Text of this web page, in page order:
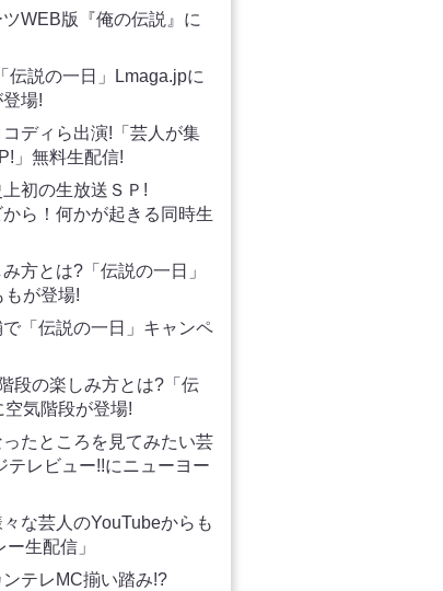
WEB版『俺の伝説』に
伝説の一日」Lmaga.jpに
場!
ディら出演!「芸人が集
」無料生配信!
初の生放送ＳＰ!
ら！何かが起きる同時生
方とは?「伝説の一日」
もが登場!
「伝説の一日」キャンペ
段の楽しみ方とは?「伝
気階段が登場!
たところを見てみたい芸
テレビュー!!にニューヨー
な芸人のYouTubeからも
生配信」
テレMC揃い踏み!?